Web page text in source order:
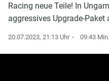
Racing neue Teile! In
aggressives Upgrade-Paket
20.07.2023, 21:13 Uhr 09:43 Min.